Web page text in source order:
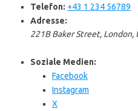
Telefon: +43 1 234 56789
Adresse:
221B Baker Street, London,
Soziale Medien:
Facebook
Instagram
X